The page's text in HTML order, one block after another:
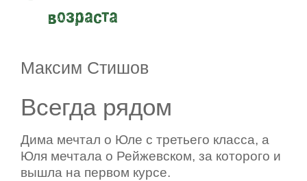
возраста
Максим Стишов
Всегда рядом
Дима мечтал о Юле с третьего класса, а
Юля мечтала о Рейжевском, за которого и
вышла на первом курсе.